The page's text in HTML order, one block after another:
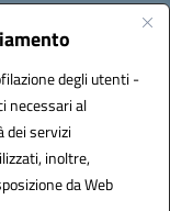
degli utenti -
necessari al
dei servizi
inoltre,
da Web